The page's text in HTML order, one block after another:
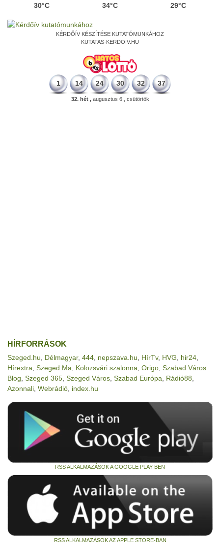
30°C 34°C 29°C
KÉRDŐÍV KÉSZÍTÉSE KUTATÓMUNKÁHOZ
KUTATAS-KERDOIV.HU
1 14 24 30 32 37
32. hét ,augusztus 6., csütörtök
HÍRFORRÁSOK
Szeged.hu Délmagyar, 444 nepszava.hu HírTv, HVG hir24
Hírextra Szeged Ma Kolozsvári szalonna Origo Szabad Város
Blog Szeged 365 Szeged Város Szabad Európa Rádió88
Azonnali Webrádió index.hu
RSS ALKALMAZÁSOK A GOOGLE PLAY-BEN
RSS ALKALMAZÁSOK AZ APPLE STORE-BAN